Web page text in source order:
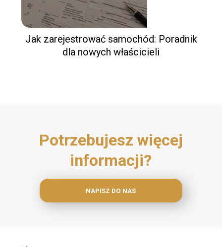
Jak zarejestrować samochód: Poradnik
dla nowych właścicieli
Potrzebujesz więcej
informacji?
NAPISZ DO NAS